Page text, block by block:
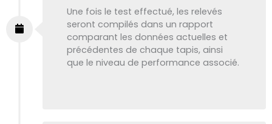
Une fois le test effectué, les relevés
seront compilés dans un rapport
comparant les données actuelles et
précédentes de chaque tapis, ainsi
que le niveau de performance associé.